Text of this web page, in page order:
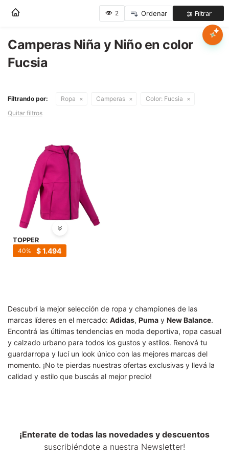
Nota:
este
web
incluye
accesibilidad.
Camperas Niña y Niño en color
Fucsia
Filtrando por: Ropa Camperas Color: Fucsia
Quitar filtros
TOPPER
$1.494
40
Descubrí la mejor selección de ropa y championes de las
marcas líderes en el mercado: Adidas, Puma y New Balance.
Encontrá las últimas tendencias en moda deportiva, ropa casual
y calzado urbano para todos los gustos y estilos. Renová tu
guardarropa y lucí un look único con las mejores marcas del
momento. ¡No te pierdas nuestras ofertas exclusivas y llevá la
calidad y estilo que buscás al mejor precio!
¡Enterate de todas las novedades y descuentos
suscribiéndote a nuestra Newsletter!
Mujer
Marcas
Novedades
SALE